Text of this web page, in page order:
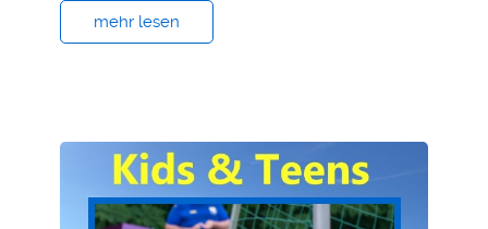
mehr lesen